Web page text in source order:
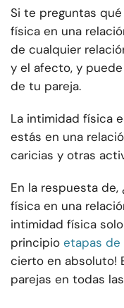
Si te preguntas
física en una
de cualquier
y el afecto, y
de tu pareja.
La intimidad física
estás en una
caricias y otras
En la respuesta
física en una
intimidad física
principio etapas de
cierto en absoluto!
parejas en todas